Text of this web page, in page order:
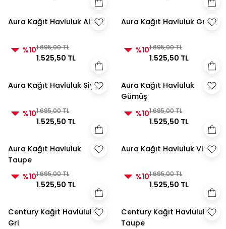
Aura Kağıt Havluluk Altın
%101.695,00 TL
1.525,50 TL
Aura Kağıt Havluluk Gri
%101.695,00 TL
1.525,50 TL
Aura Kağıt Havluluk Siyah
%101.695,00 TL
1.525,50 TL
Aura Kağıt Havluluk
Gümüş
%101.695,00 TL
1.525,50 TL
Aura Kağıt Havluluk
Taupe
%101.695,00 TL
1.525,50 TL
Aura Kağıt Havluluk Vizon
%101.695,00 TL
1.525,50 TL
Century Kağıt Havluluk
Gri
Century Kağıt Havluluk
Taupe